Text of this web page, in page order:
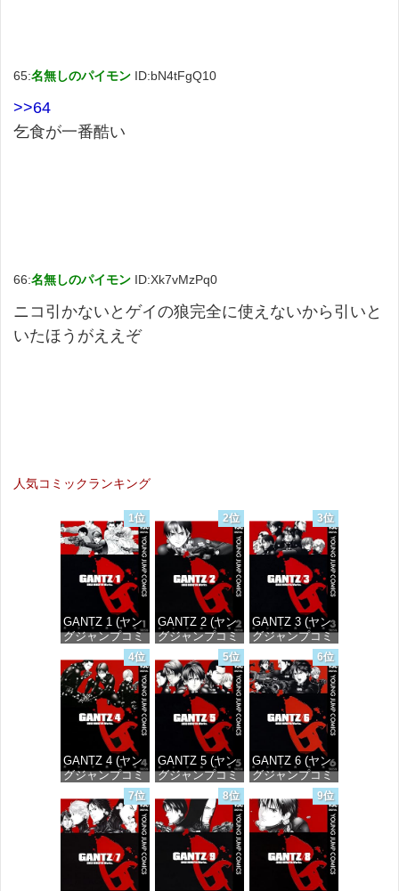
65:名無しのパイモン ID:bN4tFgQ10
>>64
乞食が一番酷い
66:名無しのパイモン ID:Xk7vMzPq0
ニコ引かないとゲイの狼完全に使えないから引いと
いたほうがええぞ
人気コミックランキング
1位
GANTZ 1 (ヤン
グジャンプコミ
ックスDIGITAL)
価格：¥100
2位
GANTZ 2 (ヤン
グジャンプコミ
ックスDIGITAL)
価格：¥100
3位
GANTZ 3 (ヤン
グジャンプコミ
ックスDIGITAL)
価格：¥100
4位
GANTZ 4 (ヤン
グジャンプコミ
ックスDIGITAL)
価格：¥100
5位
GANTZ 5 (ヤン
グジャンプコミ
ックスDIGITAL)
価格：¥100
6位
GANTZ 6 (ヤン
グジャンプコミ
ックスDIGITAL)
価格：¥100
7位 8位 9位